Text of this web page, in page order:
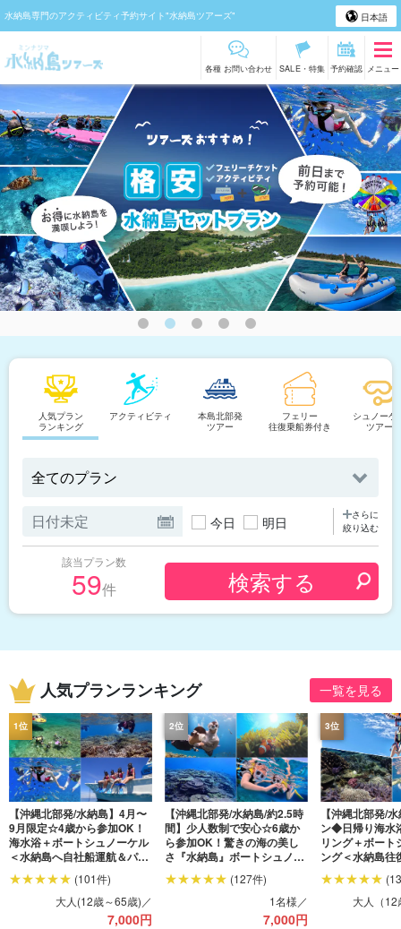
水納島専門のアクティビティ予約サイト"水納島ツアーズ" 日本語
各種 お問い合わせ SALE・特集 予約確認 メニュー
人気プラン
ランキング
アクティビティ
本島北部発
ツアー
フェリー
往復乗船券付き
シュノーケ
ツアー
今日 明日
さらに
絞り込む
該当プラン数
59件
人気プランランキング 一覧を見る
【沖縄北部発/水納島】4月〜
9月限定☆4歳から参加OK！
海水浴＋ボートシュノーケル
＜水納島へ自社船運航＆パラ
ソル1本＆写真無料付き＆前
日18時までキャンセル料無料
＞（No.610）
(101件)
大人(12歳～65歳)／
7,000円
【沖縄北部発/水納島/約2.5時
間】少人数制で安心☆6歳か
ら参加OK！驚きの海の美し
さ『水納島』ボートシュノー
ケリングツアー★写真無料
（No.604） (127件)
1名様／
7,000円
【沖縄北部発/
ン◆日帰り海水
リング＋ボート
ング＜水納島往
ンチ＆パラソ
料付き＞（
大人（